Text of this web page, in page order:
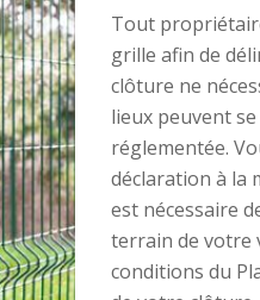
Tout
grille afin de
clôture ne
lieux peuvent
réglementée.
déclaration à la
est nécessaire
terrain de votre
conditions du